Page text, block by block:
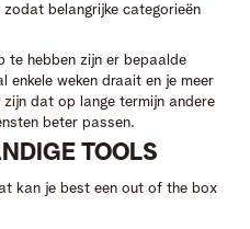
belangrijke categorieën
te hebben zijn er bepaalde
enkele weken draait en je meer
dat op lange termijn andere
beter passen.
TOOLS
kan je best een out of the box